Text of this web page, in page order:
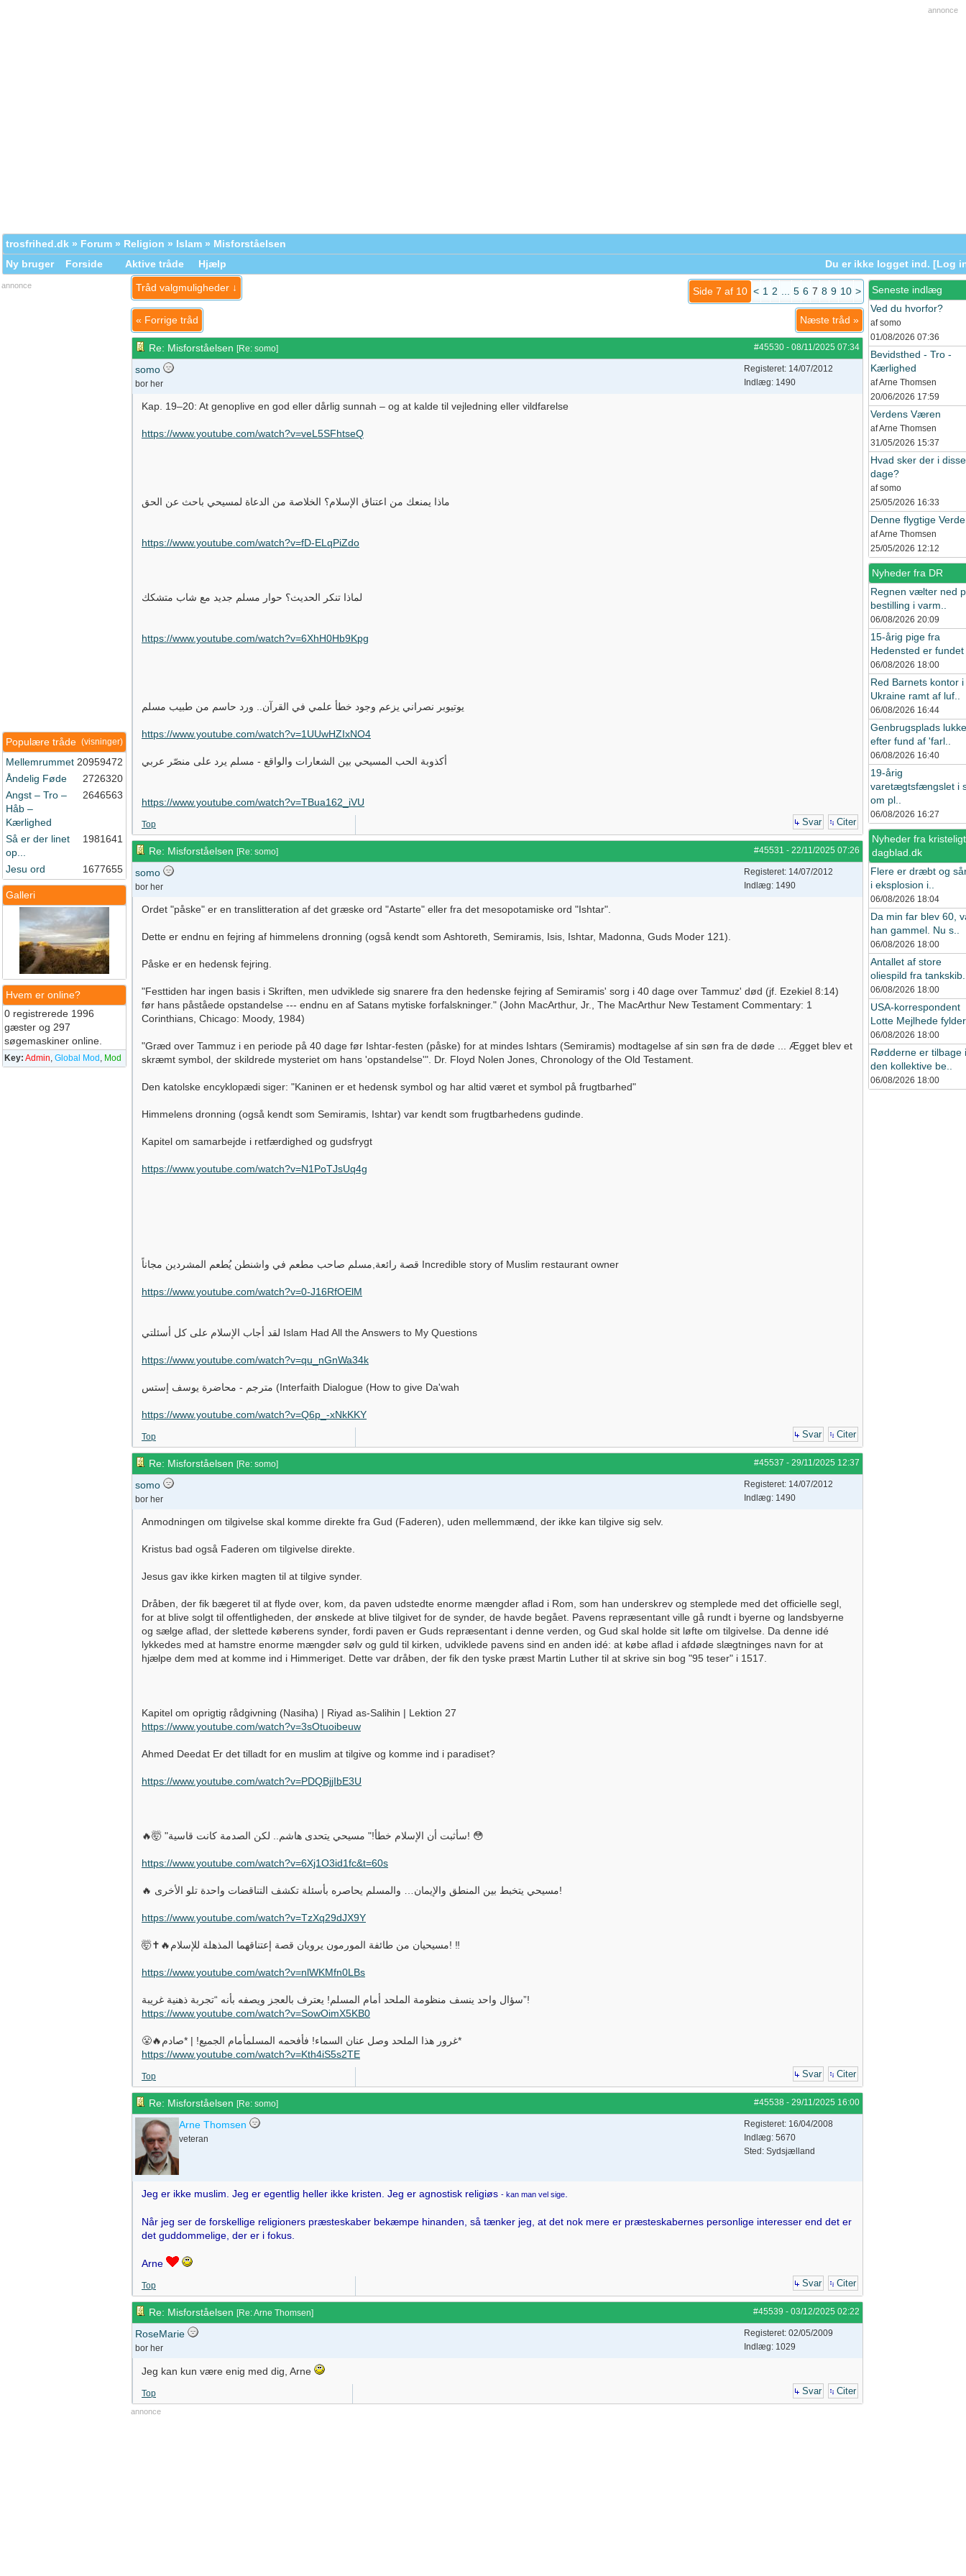
annonce
trosfrihed.dk » Forum » Religion » Islam » Misforståelsen
Ny bruger
Forside Aktive tråde Hjælp Du er ikke logget ind. [Log
annonce
(visninger)
Populære tråde
Mellemrummet 20959472
Åndelig Føde
2726320
Angst – Tro –
Håb –
Kærlighed
2646563
Så er der linet
op...
1981641
Jesu ord 1677655
Galleri
Hvem er online?
0 registrerede 1996
gæster og 297
søgemaskiner online.
Key: Admin, Global Mod , Mod
Side 7 af 10 < 1 2 5 6 7 8 9 10 >
Tråd valgmuligheder ↓
« Forrige tråd Næste tråd »
#45530 - 08/11/2025 07:34
Re: Misforståelsen [Re: somo]
somo
bor her
Registeret: 14/07/2012
Indlæg: 1490
Kap. 19–20: At genoplive en god eller dårlig sunnah – og at kalde til vejledning eller vildfarelse
https://www.youtube.com/watch?v=veL5SFhtseQ
ماذا يمنعك من اعتناق الإسلام؟ الخلاصة من الدعاة لمسيحي باحث عن الحق
https://www.youtube.com/watch?v=fD-ELqPiZdo
لماذا تنكر الحديث؟ حوار مسلم جديد مع شاب متشكك
https://www.youtube.com/watch?v=6XhH0Hb9Kpg
يوتيوبر نصراني يزعم وجود خطأ علمي في القرآن.. ورد حاسم من طبيب مسلم
https://www.youtube.com/watch?v=1UUwHZIxNO4
أكذوبة الحب المسيحي بين الشعارات والواقع - مسلم يرد على منصّر عربي
https://www.youtube.com/watch?v=TBua162_iVU
Top Svar Citer
#45531 - 22/11/2025 07:26
Re: Misforståelsen [Re: somo]
somo
bor her
Registeret: 14/07/2012
Indlæg: 1490
Ordet "påske" er en translitteration af det græske ord "Astarte" eller fra det mesopotamiske ord "Ishtar".
Dette er endnu en fejring af himmelens dronning (også kendt som Ashtoreth, Semiramis, Isis, Ishtar, Madonna, Guds Moder 121).
Påske er en hedensk fejring.
"Festtiden har ingen basis i Skriften, men udviklede sig snarere fra den hedenske fejring af Semiramis' sorg i 40 dage over Tammuz' død (jf. Ezekiel 8:14)
før hans påståede opstandelse --- endnu en af ​​Satans mytiske forfalskninger." (John MacArthur, Jr., The MacArthur New Testament Commentary: 1
Corinthians, Chicago: Moody, 1984)
"Græd over Tammuz i en periode på 40 dage før Ishtar-festen (påske) for at mindes Ishtars (Semiramis) modtagelse af sin søn fra de døde ... Ægget blev et
skræmt symbol, der skildrede mysteriet om hans 'opstandelse'". Dr. Floyd Nolen Jones, Chronology of the Old Testament.
Den katolske encyklopædi siger: "Kaninen er et hedensk symbol og har altid været et symbol på frugtbarhed"
Himmelens dronning (også kendt som Semiramis, Ishtar) var kendt som frugtbarhedens gudinde.
Kapitel om samarbejde i retfærdighed og gudsfrygt
https://www.youtube.com/watch?v=N1PoTJsUq4g
قصة رائعة,مسلم صاحب مطعم في واشنطن يُطعم المشردين مجاناً Incredible story of Muslim restaurant owner
https://www.youtube.com/watch?v=0-J16RfOElM
لقد أجاب الإسلام على كل أسئلتي Islam Had All the Answers to My Questions
https://www.youtube.com/watch?v=qu_nGnWa34k
مترجم - محاضرة يوسف إستس (Interfaith Dialogue (How to give Da'wah
https://www.youtube.com/watch?v=Q6p_-xNkKKY
Top Svar Citer
#45537 - 29/11/2025 12:37
Re: Misforståelsen [Re: somo]
somo
bor her
Registeret: 14/07/2012
Indlæg: 1490
Anmodningen om tilgivelse skal komme direkte fra Gud (Faderen), uden mellemmænd, der ikke kan tilgive sig selv.
Kristus bad også Faderen om tilgivelse direkte.
Jesus gav ikke kirken magten til at tilgive synder.
Dråben, der fik bægeret til at flyde over, kom, da paven udstedte enorme mængder aflad i Rom, som han underskrev og stemplede med det officielle segl,
for at blive solgt til offentligheden, der ønskede at blive tilgivet for de synder, de havde begået. Pavens repræsentant ville gå rundt i byerne og landsbyerne
og sælge aflad, der slettede køberens synder, fordi paven er Guds repræsentant i denne verden, og Gud skal holde sit løfte om tilgivelse. Da denne idé
lykkedes med at hamstre enorme mængder sølv og guld til kirken, udviklede pavens sind en anden idé: at købe aflad i afdøde slægtninges navn for at
hjælpe dem med at komme ind i Himmeriget. Dette var dråben, der fik den tyske præst Martin Luther til at skrive sin bog "95 teser" i 1517.
Kapitel om oprigtig rådgivning (Nasiha) | Riyad as-Salihin | Lektion 27
https://www.youtube.com/watch?v=3sOtuoibeuw
Ahmed Deedat Er det tilladt for en muslim at tilgive og komme ind i paradiset?
https://www.youtube.com/watch?v=PDQBjjIbE3U
🔥🤯 "سأثبت أن الإسلام خطأ!" مسيحي يتحدى هاشم.. لكن الصدمة كانت قاسية! 😳
https://www.youtube.com/watch?v=6Xj1O3id1fc&t=60s
🔥 مسيحي يتخبط بين المنطق والإيمان… والمسلم يحاصره بأسئلة تكشف التناقضات واحدة تلو الأخرى!
https://www.youtube.com/watch?v=TzXq29dJX9Y
🤯✝️🔥مسيحيان من طائفة المورمون يرويان قصة إعتناقهما المذهلة للإسلام! ‼️
https://www.youtube.com/watch?v=nlWKMfn0LBs
سؤال واحد ينسف منظومة الملحد أمام المسلم! يعترف بالعجز ويصفه بأنه “تجربة ذهنية غريبة”!
https://www.youtube.com/watch?v=SowOimX5KB0
😤🔥غرور هذا الملحد وصل عنان السماء! فأفحمه المسلمأمام الجميع! | *صادم*
https://www.youtube.com/watch?v=Kth4iS5s2TE
Top Svar Citer
#45538 - 29/11/2025 16:00
Re: Misforståelsen [Re: somo]
Arne Thomsen
veteran
Registeret: 16/04/2008
Indlæg: 5670
Sted: Sydsjælland
Jeg er ikke muslim. Jeg er egentlig heller ikke kristen. Jeg er agnostisk religiøs - kan man vel sige
Når jeg ser de forskellige religioners præsteskaber bekæmpe hinanden, så tænker jeg, at det nok mere er præsteskabernes personlige interesser end det er
det guddommelige, der er i fokus.
Arne
Top Svar Citer
#45539 - 03/12/2025 02:22
Re: Misforståelsen [Re: Arne Thomsen]
RoseMarie
bor her
Registeret: 02/05/2009
Indlæg: 1029
Jeg kan kun være enig med dig, Arne
Top Svar Citer
annonce
Seneste indlæg
Ved du hvorfor?
af somo
01/08/2026 07:36
Bevidsthed - Tro -
Kærlighed
af Arne Thomsen
20/06/2026 17:59
Verdens Væren
af Arne Thomsen
31/05/2026 15:37
Hvad sker der i disse
dage?
af somo
25/05/2026 16:33
Denne flygtige
af Arne Thomsen
25/05/2026 12:12
Nyheder fra DR
Regnen vælter ned
bestilling i varm..
06/08/2026 20:09
15-årig pige fra
Hedensted er fundet
06/08/2026 18:00
Red Barnets kontor i
Ukraine ramt af luf..
06/08/2026 16:44
Genbrugsplads
efter fund af 'farl..
06/08/2026 16:40
19-årig
varetægtsfængslet i
om pl..
06/08/2026 16:27
Nyheder fra
dagblad.dk
Flere er dræbt og
i eksplosion i..
06/08/2026 18:04
Da min far blev 60,
han gammel. Nu s..
06/08/2026 18:00
Antallet af store
oliespild fra
06/08/2026 18:00
USA-korrespondent
Lotte Mejlhede
06/08/2026 18:00
Rødderne er tilbage i
den kollektive be..
06/08/2026 18:00